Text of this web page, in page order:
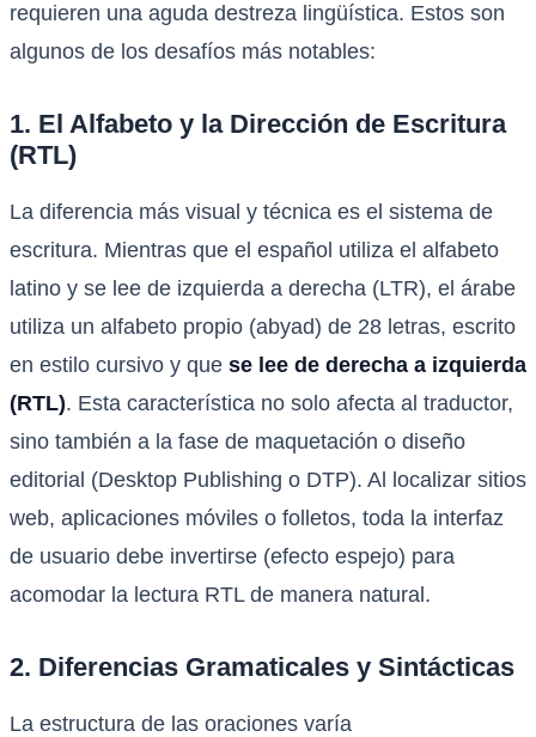
requieren una aguda destreza lingüística. Estos son
algunos de los desafíos más notables:
1. El Alfabeto y la Dirección de Escritura
(RTL)
La diferencia más visual y técnica es el sistema de
escritura. Mientras que el español utiliza el alfabeto
latino y se lee de izquierda a derecha (LTR), el árabe
utiliza un alfabeto propio (abyad) de 28 letras, escrito
en estilo cursivo y que se lee de derecha a izquierda
(RTL). Esta característica no solo afecta al traductor,
sino también a la fase de maquetación o diseño
editorial (Desktop Publishing o DTP). Al localizar sitios
web, aplicaciones móviles o folletos, toda la interfaz
de usuario debe invertirse (efecto espejo) para
acomodar la lectura RTL de manera natural.
2. Diferencias Gramaticales y Sintácticas
La estructura de las oraciones varía